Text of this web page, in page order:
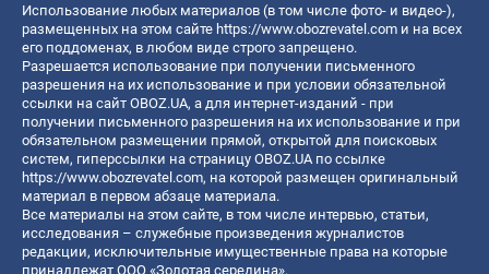
Использование любых материалов (в том числе фото- и видео-),
размещенных на этом сайте https://www.obozrevatel.com и на всех
его поддоменах, в любом виде строго запрещено.
Разрешается использование при получении письменного
разрешения на их использование и при условии обязательной
ссылки на сайт OBOZ.UA, а для интернет-изданий - при
получении письменного разрешения на их использование и при
обязательном размещении прямой, открытой для поисковых
систем, гиперссылки на страницу OBOZ.UA по ссылке
https://www.obozrevatel.com, на которой размещен оригинальный
материал в первом абзаце материала.
Все материалы на этом сайте, в том числе интервью, статьи,
исследования – служебные произведения журналистов
редакции, исключительные имущественные права на которые
принадлежат ООО «Золотая середина».